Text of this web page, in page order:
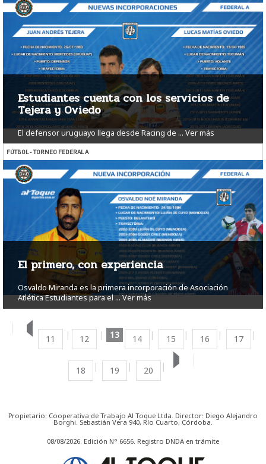
Estudiantes cuenta con los servicios de
Tejera y Oviedo
El defensor uruguayo llega desde Racing de ... Ver más
FÚTBOL - TORNEO FEDERAL A
El primero, con experiencia
Osvaldo Miranda es la primera incorporación de Asociación
Atlética Estudiantes para el ...Ver más
11 12 13 14 15 16 17
18 19 20
Propietario: Cooperativa de Trabajo Al Toque Ltda. Director: Diego Alejandro
Borghi. Sebastián Vera 940, Río Cuarto, Córdoba.
08/08/2026. Edición N° 6656. Registro DNDA en trámite